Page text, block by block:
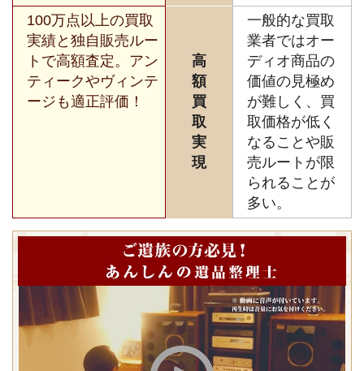
100万点以上の買取
実績と独自販売ルー
トで高額査定。アン
ティークやヴィンテ
ージも適正評価！
高
額
買
取
実
現
一般的な買取
業者ではオー
ディオ商品の
価値の見極め
が難しく、買
取価格が低く
なることや販
売ルートが限
られることが
多い。